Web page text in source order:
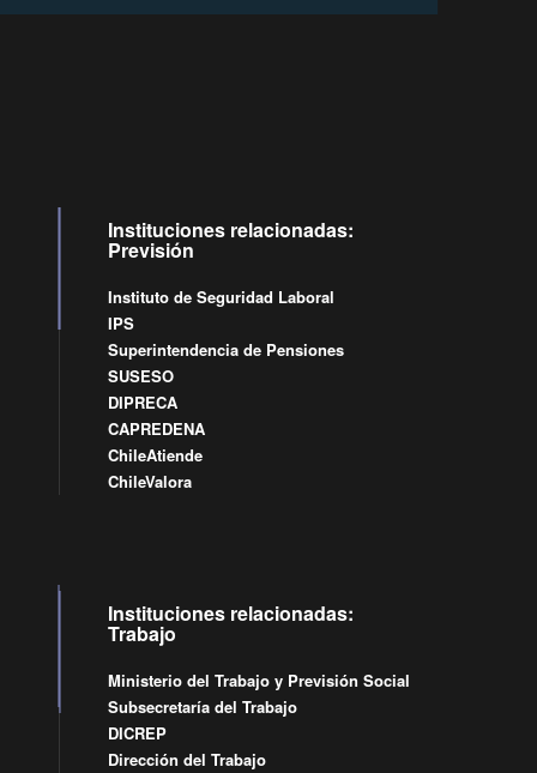
Instituciones relacionadas:
Previsión
Instituto de Seguridad Laboral
IPS
Superintendencia de Pensiones
SUSESO
DIPRECA
CAPREDENA
ChileAtiende
ChileValora
Instituciones relacionadas:
Trabajo
Ministerio del Trabajo y Previsión Social
Subsecretaría del Trabajo
DICREP
Dirección del Trabajo